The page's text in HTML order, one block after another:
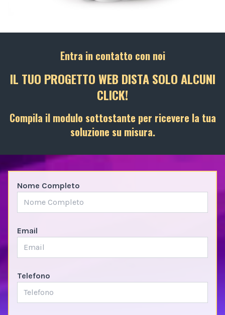
Entra in contatto con noi
IL TUO PROGETTO WEB DISTA SOLO ALCUNI
CLICK!
Compila il modulo sottostante per ricevere la tua
soluzione su misura.
Nome Completo
Email
Telefono